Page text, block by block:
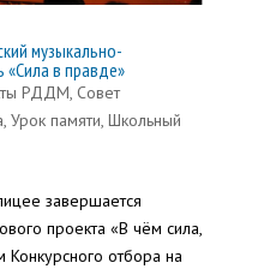
музыкально-
«Сила в правде»
РДДМ, Совет
, Урок памяти, Школьный
завершается
проекта «В чём сила,
Конкурсного отбора на